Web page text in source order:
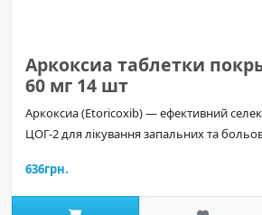
Аркоксиа таблетки
60 мг 14 шт
Аркоксиа (Etoricoxib) — ефективний
ЦОГ-2 для лікування запальних та
636грн.